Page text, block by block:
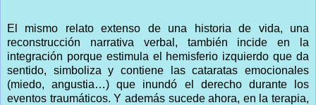
El mismo relato extenso de una historia de vida, una
reconstrucción narrativa verbal, también incide en la
integración porque estimula el hemisferio izquierdo que da
sentido, simboliza y contiene las cataratas emocionales
(miedo, angustia…) que inundó el derecho durante los
eventos traumáticos. Y además sucede ahora, en la terapia,